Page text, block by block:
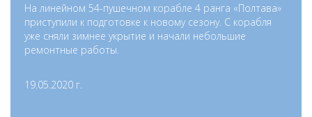
На линейном 54-пушечном корабле 4 ранга «Полтава»
приступили к подготовке к новому сезону. С корабля
уже сняли зимнее укрытие и начали небольшие
ремонтные работы.
19.05.2020 г.